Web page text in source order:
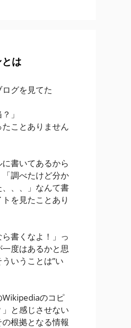
は
グを見てた
」
ことありません
書いてあるから
調べたけど分か
、、、」なんて書
を見たことあり
ら書くなよ！」っ
度はあるかと思
いうことは”い
Wikipediaのコピ
と感じさせない
根拠となる情報